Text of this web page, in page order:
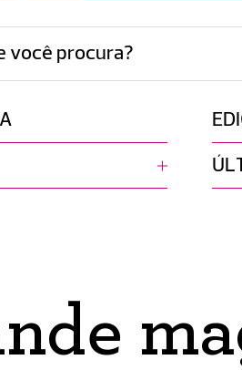
você procura?